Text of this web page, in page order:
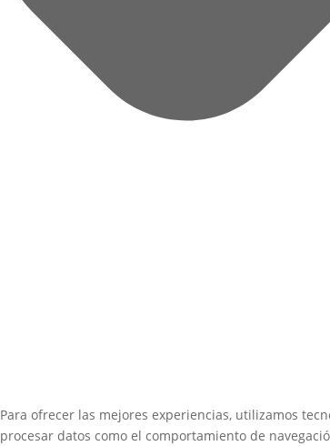
Para ofrecer las mejores experiencias, utilizamos
procesar datos como el comportamiento de